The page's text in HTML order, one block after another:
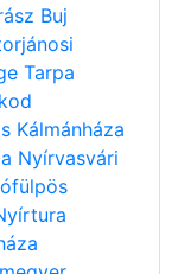
Buj
Tarpa
Kálmánháza
Nyírvasvári